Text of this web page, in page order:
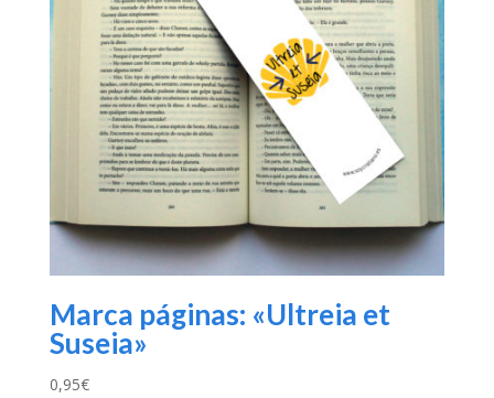
Marca páginas: «Ultreia et
Suseia»
0,95€